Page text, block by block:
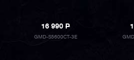
16 990P
GMD-S5600CT-3E